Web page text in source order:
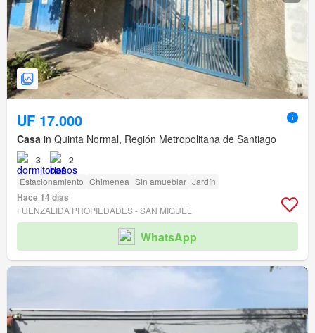
UF 17.000
Casa in Quinta Normal, Región Metropolitana de Santiago
3 2
Estacionamiento Chimenea Sin amueblar Jardín
Hace 14 días
FUENZALIDA PROPIEDADES - SAN MIGUEL
WhatsApp